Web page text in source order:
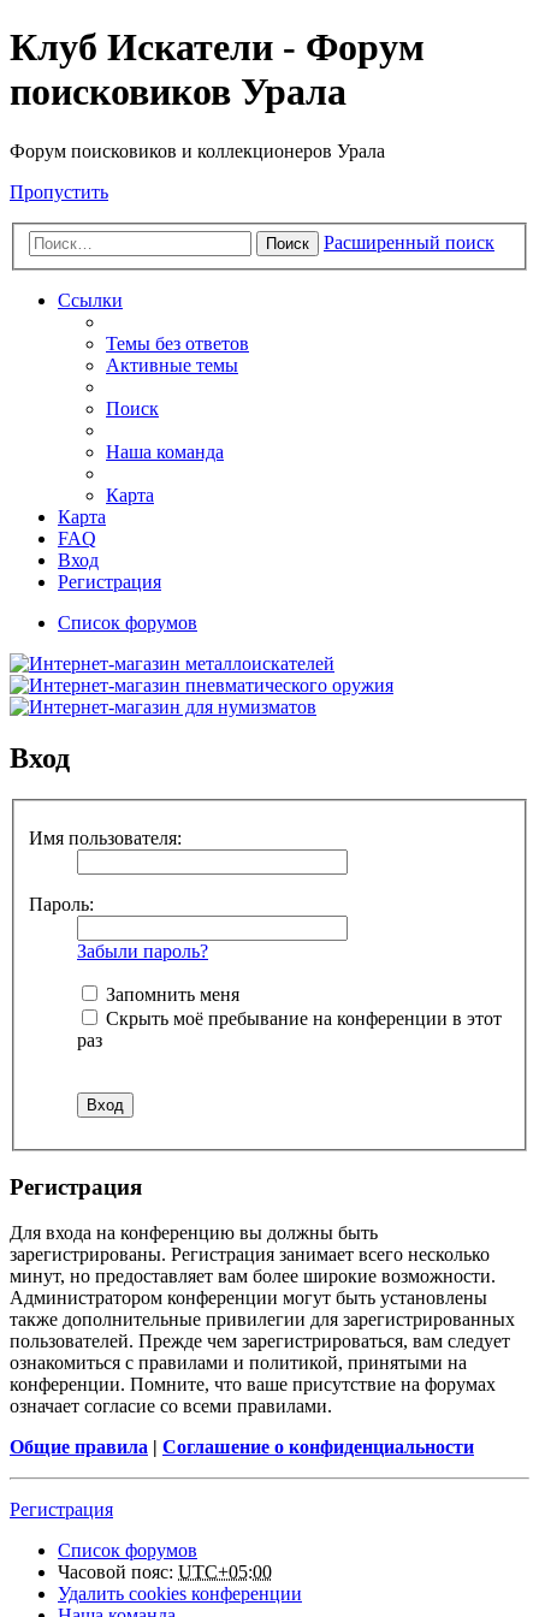
Клуб Искатели - Форум
поисковиков Урала
Форум поисковиков и коллекционеров Урала
Пропустить
Поиск Расширенный поиск
Ссылки
Темы без ответов
Активные темы
Поиск
Наша команда
Карта
Карта
FAQ
Вход
Регистрация
Список форумов
Вход
Имя пользователя:
Пароль:
Забыли пароль?
Запомнить меня
Скрыть моё пребывание на конференции в этот
раз
Регистрация
Для входа на конференцию вы должны быть
зарегистрированы. Регистрация занимает всего несколько
минут, но предоставляет вам более широкие возможности.
Администратором конференции могут быть установлены
также дополнительные привилегии для зарегистрированных
пользователей. Прежде чем зарегистрироваться, вам следует
ознакомиться с правилами и политикой, принятыми на
конференции. Помните, что ваше присутствие на форумах
означает согласие со всеми правилами.
Общие правила | Соглашение о конфиденциальности
Регистрация
Список форумов
Часовой пояс: UTC+05:00
Удалить cookies конференции